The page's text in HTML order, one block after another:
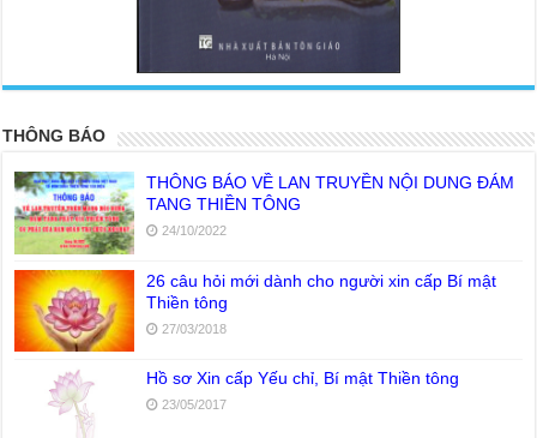
THÔNG BÁO
THÔNG BÁO VỀ LAN TRUYỀN NỘI DUNG ĐÁM
TANG THIỀN TÔNG
24/10/2022
26 câu hỏi mới dành cho người xin cấp Bí mật
Thiền tông
27/03/2018
Hồ sơ Xin cấp Yếu chỉ, Bí mật Thiền tông
23/05/2017